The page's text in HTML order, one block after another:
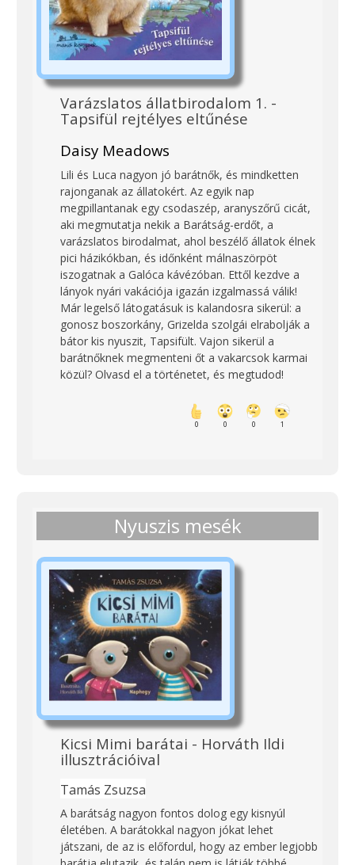
Varázslatos állatbirodalom 1. -
Tapsifül rejtélyes eltűnése
Daisy Meadows
Lili és Luca nagyon jó barátnők, és mindketten
rajonganak az állatokért. Az egyik nap
megpillantanak egy csodaszép, aranyszőrű cicát,
aki megmutatja nekik a Barátság-erdőt, a
varázslatos birodalmat, ahol beszélő állatok élnek
pici házikókban, és időnként málnaszörpöt
iszogatnak a Galóca kávézóban. Ettől kezdve a
lányok nyári vakációja igazán izgalmassá válik!
Már legelső látogatásuk is kalandosra sikerül: a
gonosz boszorkány, Grizelda szolgái elrabolják a
bátor kis nyuszit, Tapsifült. Vajon sikerül a
barátnőknek megmenteni őt a vakarcsok karmai
közül? Olvasd el a történetet, és megtudod!
0 0 0 1
Nyuszis mesék
Kicsi Mimi barátai - Horváth Ildi
illusztrációival
Tamás Zsuzsa
A barátság nagyon fontos dolog egy kisnyúl
életében. A barátokkal nagyon jókat lehet
játszani, de az is előfordul, hogy az ember legjobb